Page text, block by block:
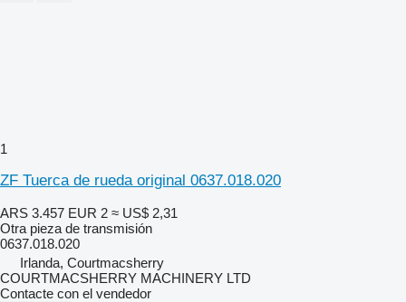
1
ZF Tuerca de rueda original 0637.018.020
ARS 3.457 EUR 2 ≈ US$ 2,31
Otra pieza de transmisión
0637.018.020
Irlanda, Courtmacsherry
COURTMACSHERRY MACHINERY LTD
Contacte con el vendedor